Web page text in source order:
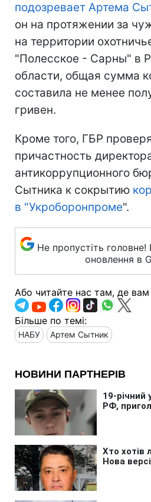
подозревает Артема
он на протяжении за
на территории
"Полесское - Сарны" в
области, общая сумма
составила не менее
гривен.
Кроме того, ГБР
причастность
антикоррупционного
Сытника к сокрытию
в "Укроборонпроме".
Не пропустіть головне!
оновлення в
Або читайте нас там, де вам
Більше по темі:
НАБУ Артем Сытник